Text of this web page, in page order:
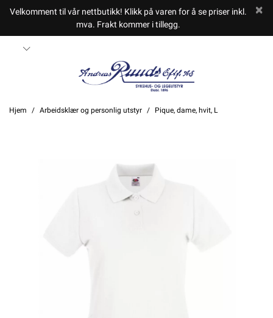
Velkomment til vår nettbutikk! Klikk på varen for å se priser inkl.
mva. Frakt kommer i tillegg.
Hjem Arbeidsklær og personlig utstyr Pique, dame, hvit, L